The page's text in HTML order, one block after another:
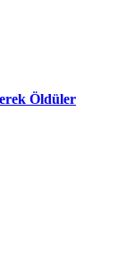
Öldüler